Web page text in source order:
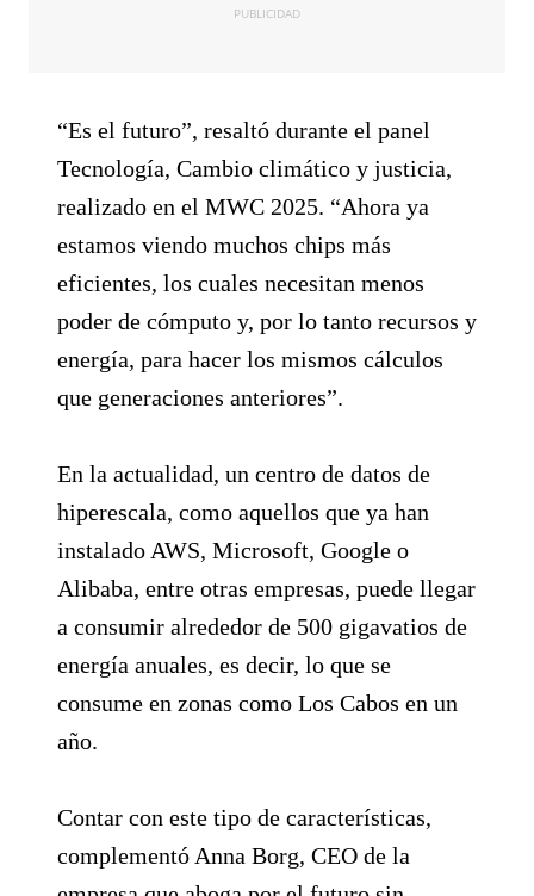
PUBLICIDAD
“Es el futuro”, resaltó durante el panel
Tecnología, Cambio climático y justicia,
realizado en el MWC 2025. “Ahora ya
estamos viendo muchos chips más
eficientes, los cuales necesitan menos
poder de cómputo y, por lo tanto recursos y
energía, para hacer los mismos cálculos
que generaciones anteriores”.
En la actualidad, un centro de datos de
hiperescala, como aquellos que ya han
instalado AWS, Microsoft, Google o
Alibaba, entre otras empresas, puede llegar
a consumir alrededor de 500 gigavatios de
energía anuales, es decir, lo que se
consume en zonas como Los Cabos en un
año.
Contar con este tipo de características,
complementó Anna Borg, CEO de la